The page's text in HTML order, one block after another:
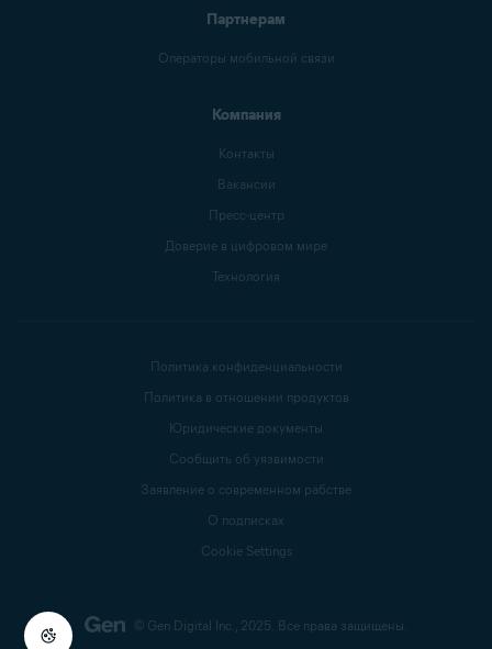
Партнерам
Операторы мобильной связи
Компания
Контакты
Вакансии
Пресс-центр
Доверие в цифровом мире
Технология
© Gen Digital Inc., 2025. Все права защищены.
Политика конфиденциальности
Политика в отношении продуктов
Юридические документы
Сообщить об уязвимости
Заявление о современном рабстве
О подписках
Cookie Settings